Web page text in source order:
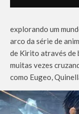
explorando um
arco da série de
de Kirito através de
muitas vezes
como Eugeo,